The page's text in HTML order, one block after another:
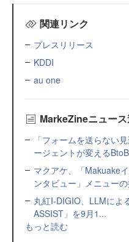
関連リンク
プレスリリース
KDDI
au one
MarkeZineニュー
「フォームを送らない
ージェントが変える
マクアケ、「Makuake
ンタビュー」メニュー
丸紅I-DIGIO、LLMによ
ASSIST」を9月1...
もっと読む